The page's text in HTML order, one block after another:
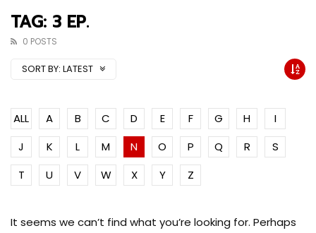
TAG: 3 EP.
0 POSTS
SORT BY: LATEST
ALL A B C D E F G H
I
J
K L M N O P Q R
S
T
U V W X Y Z
It seems we can’t find what you’re looking for. Perhaps